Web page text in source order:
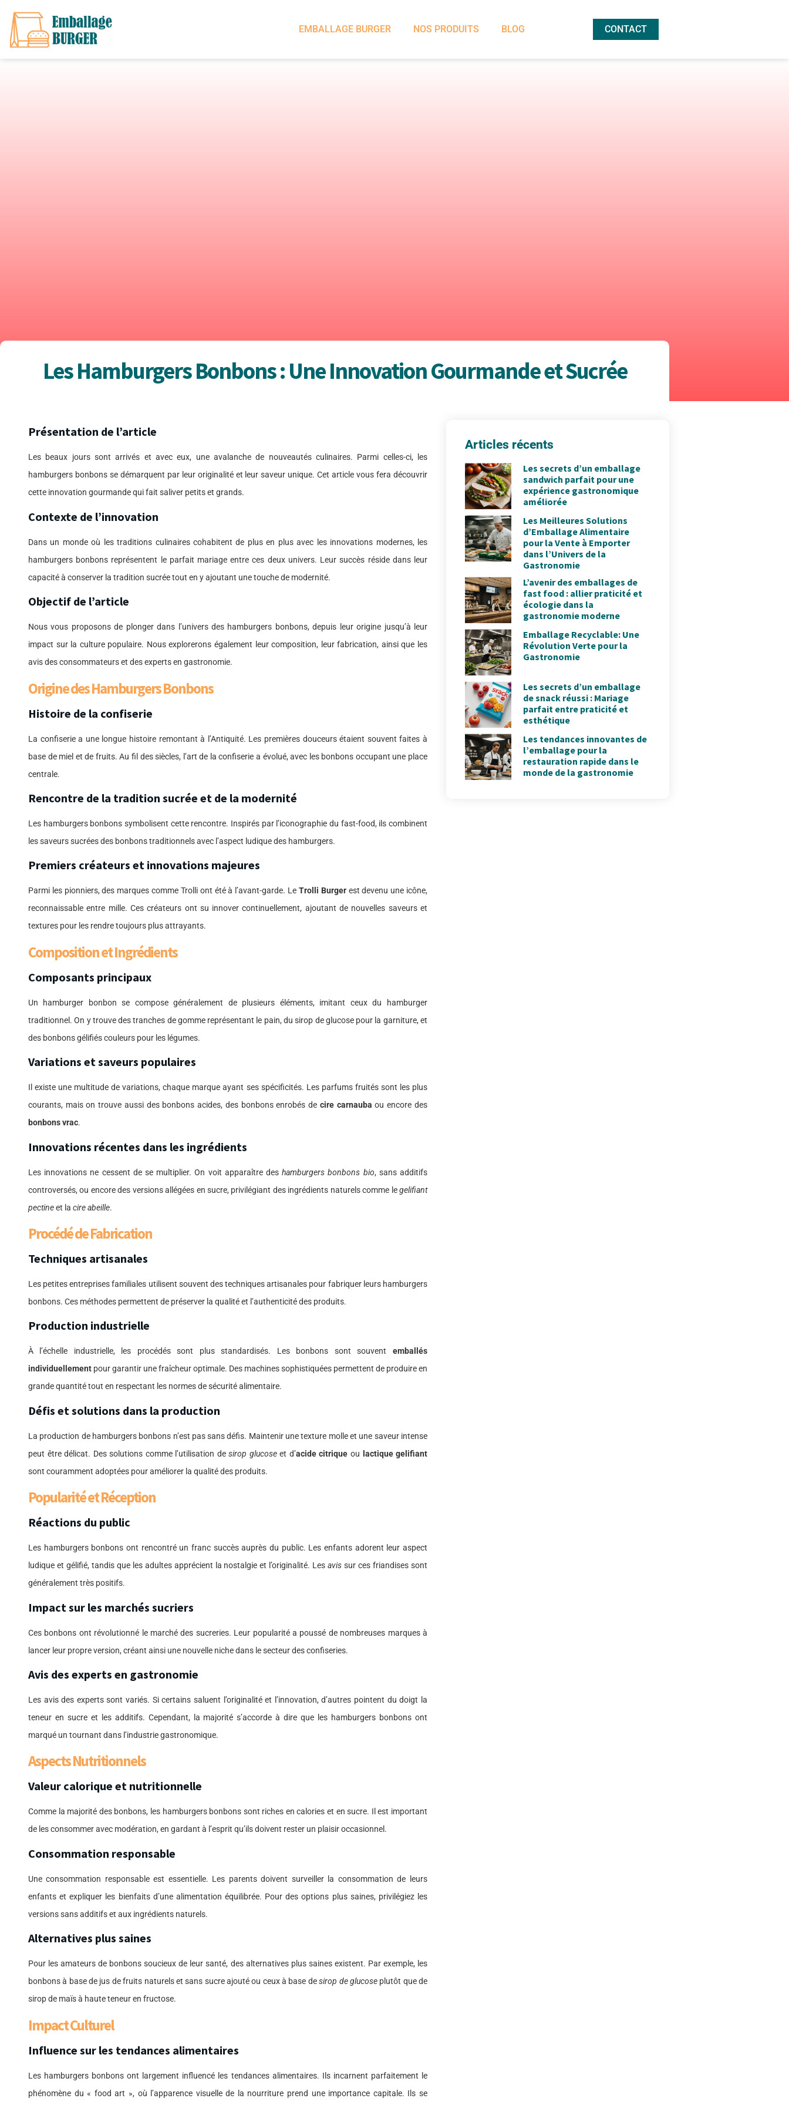
EMBALLAGE BURGER NOS PRODUITS BLOG CONTACT
Les Hamburgers Bonbons : Une Innovation Gourmande et Sucrée
Présentation de l’article
Les beaux jours sont arrivés et avec eux, une avalanche de nouveautés culinaires. Parmi celles-ci, les
hamburgers bonbons se démarquent par leur originalité et leur saveur unique. Cet article vous fera découvrir
cette innovation gourmande qui fait saliver petits et grands.
Contexte de l’innovation
Dans un monde où les traditions culinaires cohabitent de plus en plus avec les innovations modernes, les
hamburgers bonbons représentent le parfait mariage entre ces deux univers. Leur succès réside dans leur
capacité à conserver la tradition sucrée tout en y ajoutant une touche de modernité.
Objectif de l’article
Nous vous proposons de plonger dans l’univers des hamburgers bonbons, depuis leur origine jusqu’à leur
impact sur la culture populaire. Nous explorerons également leur composition, leur fabrication, ainsi que les
avis des consommateurs et des experts en gastronomie.
Origine des Hamburgers Bonbons
Histoire de la confiserie
La confiserie a une longue histoire remontant à l’Antiquité. Les premières douceurs étaient souvent faites à
base de miel et de fruits. Au fil des siècles, l’art de la confiserie a évolué, avec les bonbons occupant une place
centrale.
Rencontre de la tradition sucrée et de la modernité
Les hamburgers bonbons symbolisent cette rencontre. Inspirés par l’iconographie du fast-food, ils combinent
les saveurs sucrées des bonbons traditionnels avec l’aspect ludique des hamburgers.
Premiers créateurs et innovations majeures
Parmi les pionniers, des marques comme Trolli ont été à l’avant-garde. Le Trolli Burgerest devenu une icône,
reconnaissable entre mille. Ces créateurs ont su innover continuellement, ajoutant de nouvelles saveurs et
textures pour les rendre toujours plus attrayants.
Composition et Ingrédients
Composants principaux
Un hamburger bonbon se compose généralement de plusieurs éléments, imitant ceux du hamburger
traditionnel. On y trouve des tranches de gomme représentant le pain, du sirop de glucose pour la garniture, et
des bonbons gélifiés couleurs pour les légumes.
Variations et saveurs populaires
Il existe une multitude de variations, chaque marque ayant ses spécificités. Les parfums fruités sont les plus
courants, mais on trouve aussi des bonbons acides, des bonbons enrobés de cire carnauba ou encore des
bonbons vrac.
Innovations récentes dans les ingrédients
Les innovations ne cessent de se multiplier. On voit apparaître deshamburgers bonbons bio, sans additifs
controversés, ou encore des versions allégées en sucre, privilégiant des ingrédients naturels comme legelifiant
pectineet la cire abeille.
Procédé de Fabrication
Techniques artisanales
Les petites entreprises familiales utilisent souvent des techniques artisanales pour fabriquer leurs hamburgers
bonbons. Ces méthodes permettent de préserver la qualité et l’authenticité des produits.
Production industrielle
À l’échelle industrielle, les procédés sont plus standardisés. Les bonbons sont souvent emballés
individuellement pour garantir une fraîcheur optimale. Des machines sophistiquées permettent de produire en
grande quantité tout en respectant les normes de sécurité alimentaire.
Défis et solutions dans la production
La production de hamburgers bonbons n’est pas sans défis. Maintenir une texture molle et une saveur intense
peut être délicat. Des solutions comme l’utilisation desirop glucoseet d’acide citrique ou
lactique gelifiant
sont couramment adoptées pour améliorer la qualité des produits.
Popularité et Réception
Réactions du public
Les hamburgers bonbons ont rencontré un franc succès auprès du public. Les enfants adorent leur aspect
ludique et gélifié, tandis que les adultes apprécient la nostalgie et l’originalité. Lesavis sur ces friandises sont
généralement très positifs.
Impact sur les marchés sucriers
Ces bonbons ont révolutionné le marché des sucreries. Leur popularité a poussé de nombreuses marques à
lancer leur propre version, créant ainsi une nouvelle niche dans le secteur des confiseries.
Avis des experts en gastronomie
Les avis des experts sont variés. Si certains saluent l’originalité et l’innovation, d’autres pointent du doigt la
teneur en sucre et les additifs. Cependant, la majorité s’accorde à dire que les hamburgers bonbons ont
marqué un tournant dans l’industrie gastronomique.
Aspects Nutritionnels
Valeur calorique et nutritionnelle
Comme la majorité des bonbons, les hamburgers bonbons sont riches en calories et en sucre. Il est important
de les consommer avec modération, en gardant à l’esprit qu’ils doivent rester un plaisir occasionnel.
Consommation responsable
Une consommation responsable est essentielle. Les parents doivent surveiller la consommation de leurs
enfants et expliquer les bienfaits d’une alimentation équilibrée. Pour des options plus saines, privilégiez les
versions sans additifs et aux ingrédients naturels.
Alternatives plus saines
Pour les amateurs de bonbons soucieux de leur santé, des alternatives plus saines existent. Par exemple, les
bonbons à base de jus de fruits naturels et sans sucre ajouté ou ceux à base desirop de glucoseplutôt que de
sirop de maïs à haute teneur en fructose.
Impact Culturel
Influence sur les tendances alimentaires
Les hamburgers bonbons ont largement influencé les tendances alimentaires. Ils incarnent parfaitement le
phénomène du « food art », où l’apparence visuelle de la nourriture prend une importance capitale. Ils se
Articles récents
Les secrets d’un emballage
sandwich parfait pour une
expérience gastronomique
améliorée
Les Meilleures Solutions
d’Emballage Alimentaire
pour la Vente à Emporter
dans l’Univers de la
Gastronomie
L’avenir des emballages de
fast food : allier praticité et
écologie dans la
gastronomie moderne
Emballage Recyclable: Une
Révolution Verte pour la
Gastronomie
Les secrets d’un emballage
de snack réussi : Mariage
parfait entre praticité et
esthétique
Les tendances innovantes de
l’emballage pour la
restauration rapide dans le
monde de la gastronomie